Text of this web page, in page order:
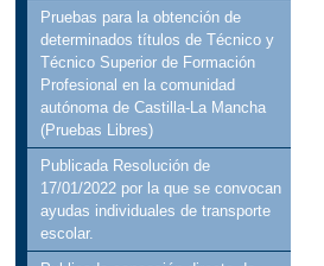
Pruebas para la obtención de
determinados títulos de Técnico y
Técnico Superior de Formación
Profesional en la comunidad
autónoma de Castilla-La Mancha
(Pruebas Libres)
Publicada Resolución de
17/01/2022 por la que se convocan
ayudas individuales de transporte
escolar.